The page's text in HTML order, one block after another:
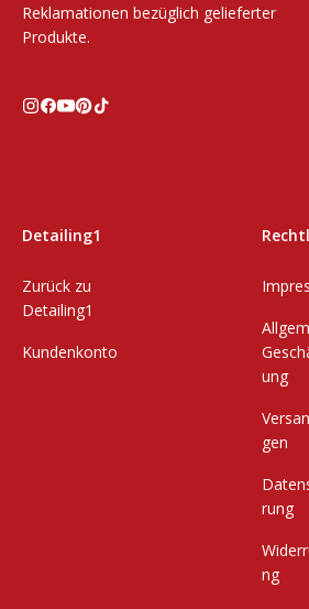
Reklamationen bezüglich gelieferter
Produkte.
Detailing1
Zurück zu
Detailing1
Kundenkonto
ung
gen
rung
ng